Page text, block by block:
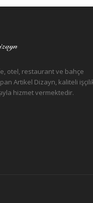
otel, restaurant ve bahçe
Artikel Dizayn, kaliteli
hizmet vermektedir.